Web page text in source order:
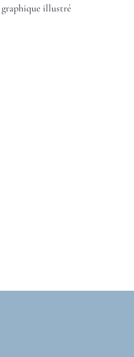
graphique illustré